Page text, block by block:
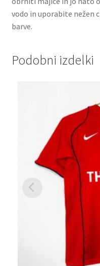
vodo in uporabite nežen
barve.
Podobni izdelki